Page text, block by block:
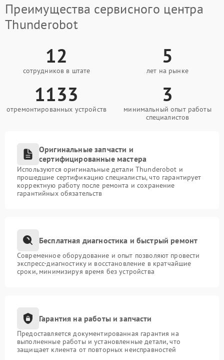
Преимущества сервисного центра
Thunderobot
12
сотрудников в штате
5
лет на рынке
1133
отремонтированных устройств
3
минимальный опыт работы
специалистов
Оригинальные запчасти и
сертифицированные мастера
Используются оригинальные детали Thunderobot и
прошедшие сертификацию специалисты, что гарантирует
корректную работу после ремонта и сохранение
гарантийных обязательств
Бесплатная диагностика и быстрый ремонт
Современное оборудование и опыт позволяют провести
экспресс-диагностику и восстановление в кратчайшие
сроки, минимизируя время без устройства
Гарантия на работы и запчасти
Предоставляется документированная гарантия на
выполненные работы и установленные детали, что
защищает клиента от повторных неисправностей